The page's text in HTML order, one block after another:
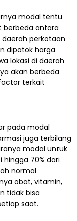
modal tentu
berbeda antara
daerah perkotaan
dipatok harga
lokasi di daerah
akan berbeda
terkait
pada modal
juga terbilang
modal untuk
hingga 70% dari
normal
obat, vitamin,
tidak bisa
saat.